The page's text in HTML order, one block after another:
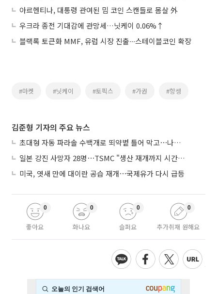
아르헨티나, 대통령 관여된 밈 코인 스캔들로 몸살 外
우크라 종전 기대감에 관망세…닛케이 0.06%↑
블랙록 토큰화 MMF, 유럽 시장 진출∙∙∙스테이블코인 확장
#마켓 #닛케이 #토픽스 #가권 #항셍
김준형 기자의 주요 뉴스
초대형 자동 파라솔 수백개로 뙤약볕 틀어 막고⋯나라별 폭염 생존법
일본 강진 사망자 28명⋯TSMC "생산 재개까지 시간 필요해"
미국, 엿새 만에 대이란 공습 재개⋯국제유가 다시 급등
좋아요
0
화나요
0
슬퍼요
0
추가취재 원해요
0